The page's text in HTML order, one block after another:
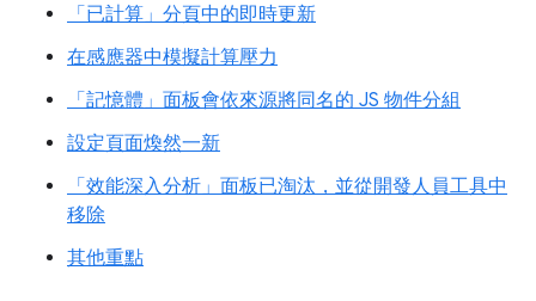
「已計算」分頁中的即時更新
在感應器中模擬計算壓力
「記憶體」面板會依來源將同名的 JS 物件分組
設定頁面煥然一新
「效能深入分析」面板已淘汰，並從開發人員工具中
移除
其他重點